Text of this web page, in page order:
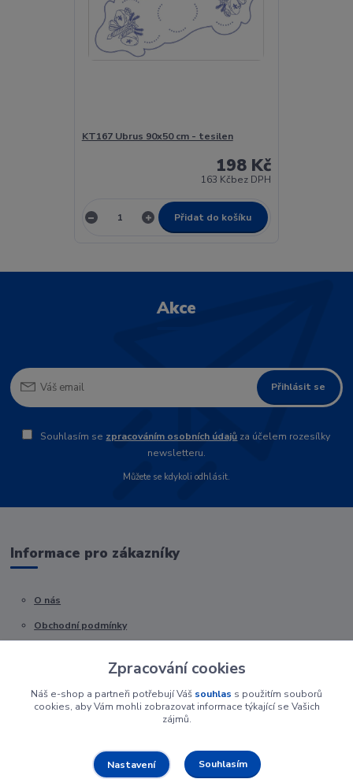
KT167 Ubrus 90x50 cm - tesilen
198 Kč
163 Kčbez DPH
Přidat do košíku
Akce
Přihlásit se
Souhlasím se zpracováním osobních údajů za účelem rozesílky
newsletteru.
Můžete se kdykoli odhlásit.
Informace pro zákazníky
O nás
Obchodní podmínky
Zpracování cookies
Náš e-shop a partneři potřebují Váš souhlas s použitím souborů
cookies, aby Vám mohli zobrazovat informace týkající se Vašich
zájmů.
Nastavení Souhlasím